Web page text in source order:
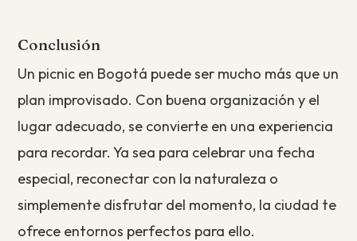
Conclusión
Un picnic en Bogotá puede ser mucho más que un
plan improvisado. Con buena organización y el
lugar adecuado, se convierte en una experiencia
para recordar. Ya sea para celebrar una fecha
especial, reconectar con la naturaleza o
simplemente disfrutar del momento, la ciudad te
ofrece entornos perfectos para ello.